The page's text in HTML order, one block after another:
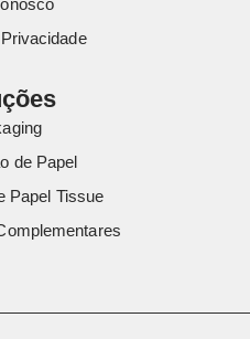
de Papel
Papel Tissue